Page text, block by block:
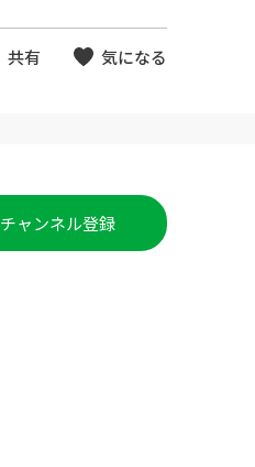
共有 気になる
チャンネル登録